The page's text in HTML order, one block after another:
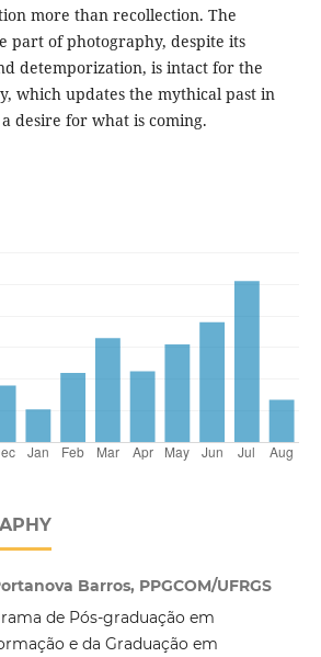
more than recollection. The
part of photography, despite its
detemporization, is intact for the
which updates the mythical past in
desire for what is coming.
Barros, PPGCOM/UFRGS
de Pós-graduação em
e da Graduação em